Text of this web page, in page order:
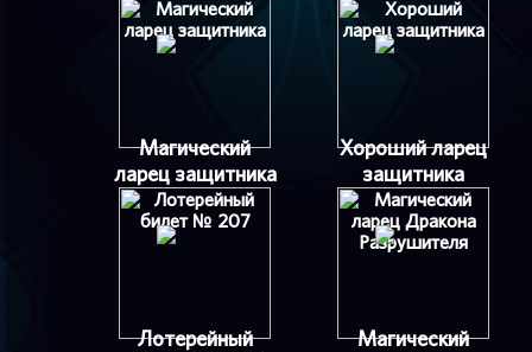
Магический
ларец защитника
Хороший ларец
защитника
Лотерейный
Магический